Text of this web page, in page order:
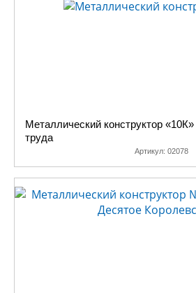
Металлический конструктор
труда
Артикул: 02078